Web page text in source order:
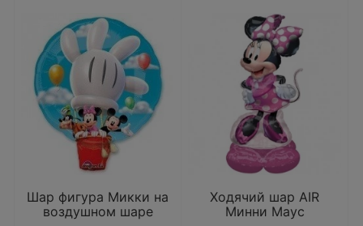
Шар фигура Микки на
воздушном шаре
Ходячий шар AIR
Минни Маус